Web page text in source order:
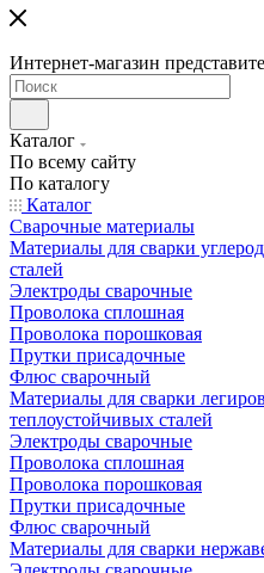
Интернет-магазин
Каталог
По всему сайту
По каталогу
Каталог
Сварочные материалы
Материалы для сварки
сталей
Электроды сварочные
Проволока сплошная
Проволока порошковая
Прутки присадочные
Флюс сварочный
Материалы для сварки
теплоустойчивых сталей
Электроды сварочные
Проволока сплошная
Проволока порошковая
Прутки присадочные
Флюс сварочный
Материалы для сварки